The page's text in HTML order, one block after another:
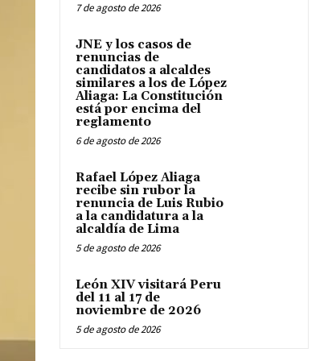
7 de agosto de 2026
JNE y los casos de
renuncias de
candidatos a alcaldes
similares a los de López
Aliaga: La Constitución
está por encima del
reglamento
6 de agosto de 2026
Rafael López Aliaga
recibe sin rubor la
renuncia de Luis Rubio
a la candidatura a la
alcaldía de Lima
5 de agosto de 2026
León XIV visitará Peru
del 11 al 17 de
noviembre de 2026
5 de agosto de 2026